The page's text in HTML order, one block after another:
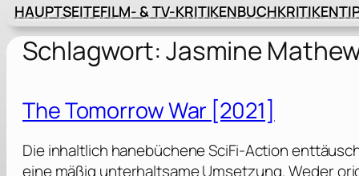
HAUPTSEITEFILM- & TV-KRITIKENBUCHKRITIKEN
Schlagwort:Jasmine
The Tomorrow War [2021]
Die inhaltlich hanebüchene SciFi-Action
eine mäßig unterhaltsame Umsetzung. Weder